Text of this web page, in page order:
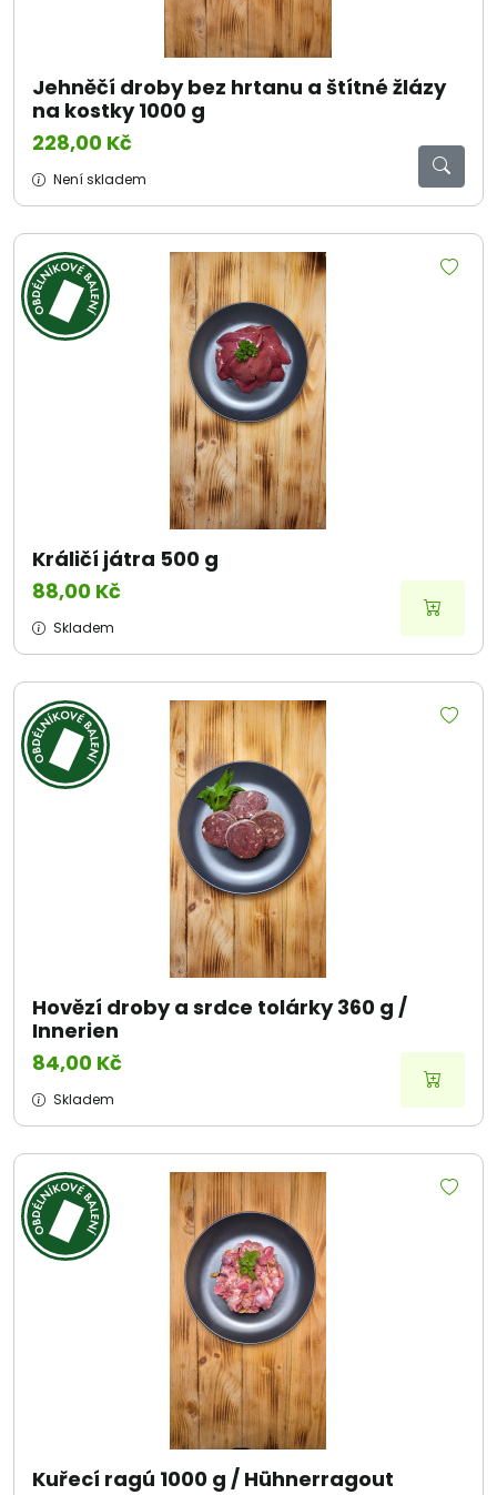
Jehněčí droby bez hrtanu a štítné žlázy
na kostky 1000 g
228,00 Kč
Není skladem
Králičí játra 500 g
88,00 Kč
Skladem
Hovězí droby a srdce tolárky 360 g /
Innerien
84,00 Kč
Skladem
Kuřecí ragú 1000 g / Hühnerragout